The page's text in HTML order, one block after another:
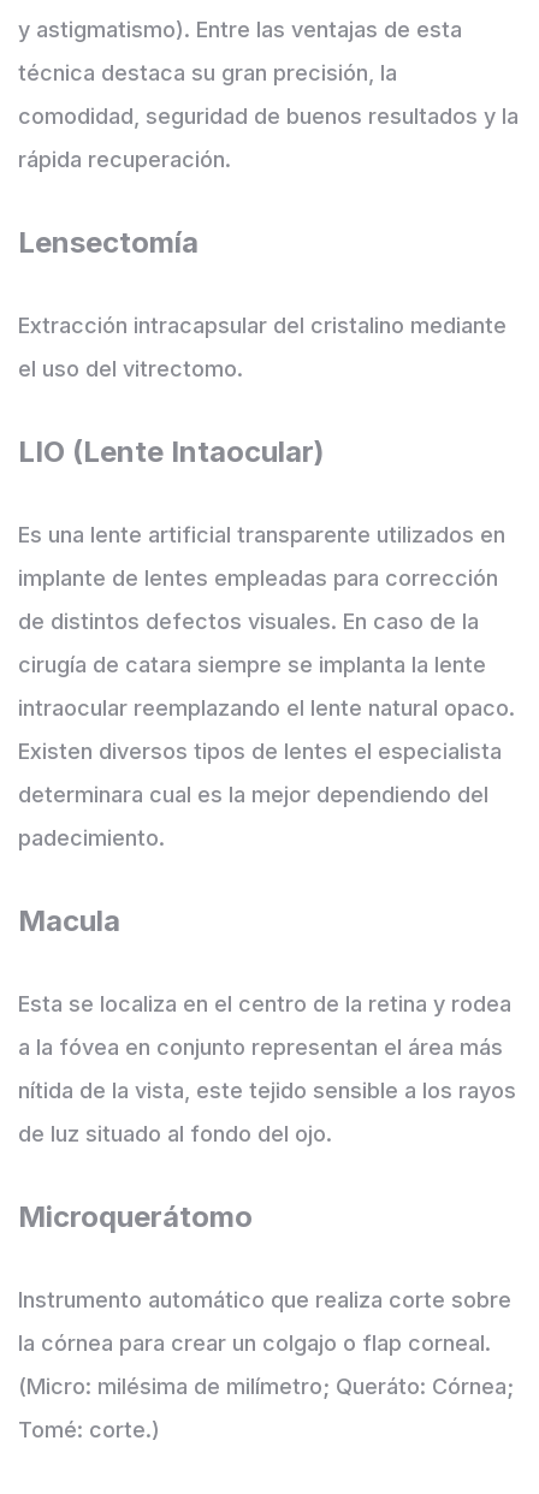
y astigmatismo). Entre las ventajas de esta
técnica destaca su gran precisión, la
comodidad, seguridad de buenos resultados y la
rápida recuperación.
Lensectomía
Extracción intracapsular del cristalino mediante
el uso del vitrectomo.
LIO (Lente Intaocular)
Es una lente artificial transparente utilizados en
implante de lentes empleadas para corrección
de distintos defectos visuales. En caso de la
cirugía de catara siempre se implanta la lente
intraocular reemplazando el lente natural opaco.
Existen diversos tipos de lentes el especialista
determinara cual es la mejor dependiendo del
padecimiento.
Macula
Esta se localiza en el centro de la retina y rodea
a la fóvea en conjunto representan el área más
nítida de la vista, este tejido sensible a los rayos
de luz situado al fondo del ojo.
Microquerátomo
Instrumento automático que realiza corte sobre
la córnea para crear un colgajo o flap corneal.
(Micro: milésima de milímetro; Queráto: Córnea;
Tomé: corte.)